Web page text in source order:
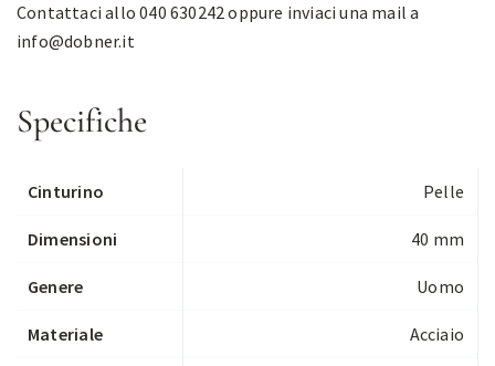
Contattaci allo 040 630242 oppure inviaci una mail a
info@dobner.it
Specifiche
Cinturino Pelle
Dimensioni 40 mm
Genere Uomo
Materiale Acciaio